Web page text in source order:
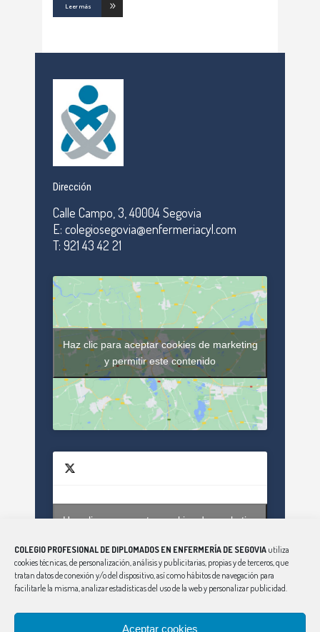
COLEGIO PROFESIONAL DE DIPLOMADOS EN ENFERMERÍA DE SEGOVIA utiliza
cookies técnicas, de personalización, análisis y publicitarias, propias y de terceros, que
tratan datos de conexión y/o del dispositivo, así como hábitos de navegación para
facilitarle la misma, analizar estadísticas del uso de la web y personalizar publicidad.
Aceptar cookies
Leer más
Dirección
Calle Campo, 3, 40004 Segovia
E: colegiosegovia@enfermeriacyl.com
T: 921 43 42 21
Haz clic para aceptar cookies de marketing
y permitir este contenido
Haz clic para aceptar cookies de marketing